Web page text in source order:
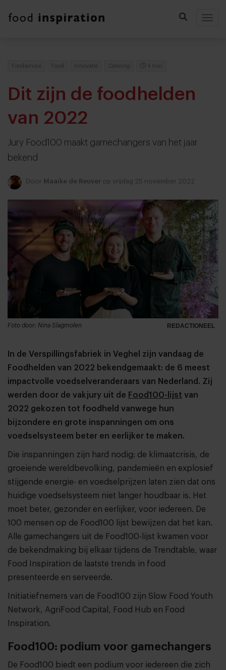
Foodservice Food Innovatie Catering 4 min
Dit zijn de foodhelden
van 2022
Jury Food100 maakt gamechangers van het jaar
bekend
Door Maaike de Reuver op vrijdag 25 november 2022
REDACTIONEEL
Foto door: Nina Slagmolen
In de Verspillingsfabriek in Veghel zijn vandaag de
Foodhelden van 2022 bekendgemaakt: de 6 meest
impactvolle voedselveranderaars van Nederland. Zij
werden door de vakjury uit de Food100-lijst van
2022 gekozen tot foodheld vanwege hun
bijzondere en grote inspanningen om ons
voedselsysteem beter en eerlijker te maken.
Die inspanningen zijn hard nodig: de klimaatcrisis, de
groeiende wereldbevolking, pandemieën en explosief
stijgende energie- en voedselprijzen laten zien dat ons
huidige voedselsysteem niet langer houdbaar is. Het
moet beter, gezonder en eerlijker, voor iedereen. De
100 mensen op de Food100 lijst bewijzen dat het kan.
Alle gamechangers uit de Food100-lijst kwamen voor
de bekendmaking bij elkaar tijdens de Trendtable, waar
Food Inspiration de laatste trends in food
presenteerde en serveerde.
Initiatiefnemers van de Food100 zijn Slow Food Youth
Network, AgriFood Capital, Food Hub en Food
Inspiration.
Food100: podium voor gamechangers
De Food100 biedt een podium voor iedereen die zich